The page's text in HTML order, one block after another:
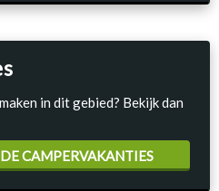
in dit gebied? Bekijk dan
CAMPERVAKANTIES